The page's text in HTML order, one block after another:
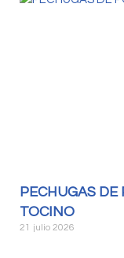
PECHUGAS DE
TOCINO
21 julio 2026